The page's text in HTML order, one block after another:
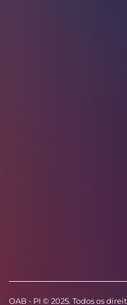
OAB - PI © 2025. Todos os